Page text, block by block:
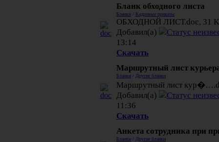
Бланк обходного листа
Бланки / Кадровые приказы
ОБХОДНОЙ ЛИСТ.doc, 31
Добавил(а)
13:14
Скачать
Маршрутный лист
Бланки / Другие бланки
Маршрутный лист
Добавил(а)
11:36
Скачать
Анкета сотрудника при
Бланки / Другие бланки